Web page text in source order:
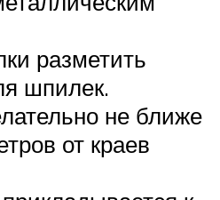
разметить
шпилек.
не ближе
от краев